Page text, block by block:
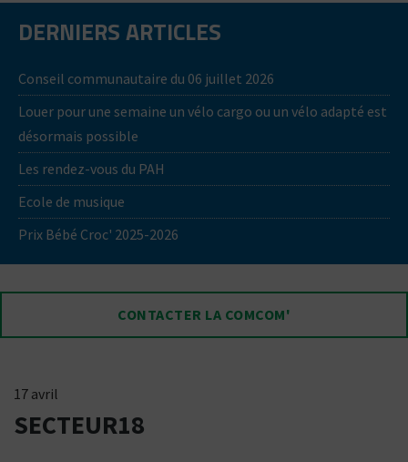
DERNIERS ARTICLES
Conseil communautaire du 06 juillet 2026
Louer pour une semaine un vélo cargo ou un vélo adapté est
désormais possible
Les rendez-vous du PAH
Ecole de musique
Prix Bébé Croc' 2025-2026
CONTACTER LA COMCOM'
17 avril
SECTEUR18